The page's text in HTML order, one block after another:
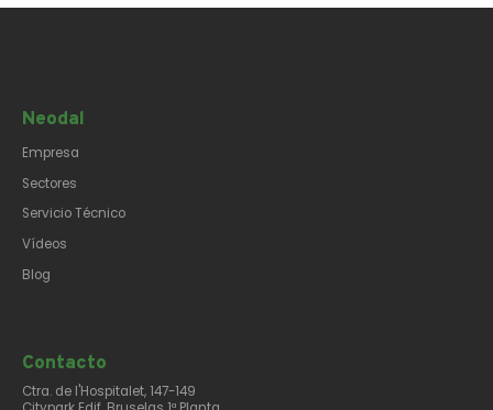
Neodal
Empresa
Sectores
Servicio Técnico
Vídeos
Blog
Contacto​
Ctra. de l'Hospitalet, 147-149